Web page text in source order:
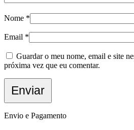
Nome *
Email *
Guardar o meu nome, email e site
próxima vez que eu comentar.
Envio e Pagamento